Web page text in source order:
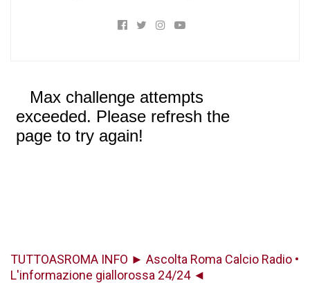
TUTTOASROMA INFO ► Ascolta Roma Calcio Radio •
L'informazione giallorossa 24/24 ◄